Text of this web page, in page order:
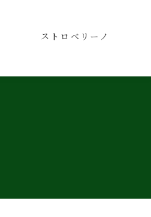
ストロベリーノ